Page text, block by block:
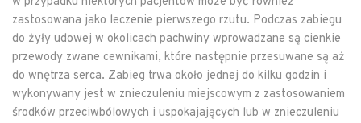
zastosowana jako leczenie pierwszego rzutu. Podczas zabiegu
do żyły udowej w okolicach pachwiny wprowadzane są cienkie
przewody zwane cewnikami, które następnie przesuwane są aż
do wnętrza serca. Zabieg trwa około jednej do kilku godzin i
wykonywany jest w znieczuleniu miejscowym z zastosowaniem
środków przeciwbólowych i uspokajających lub w znieczuleniu